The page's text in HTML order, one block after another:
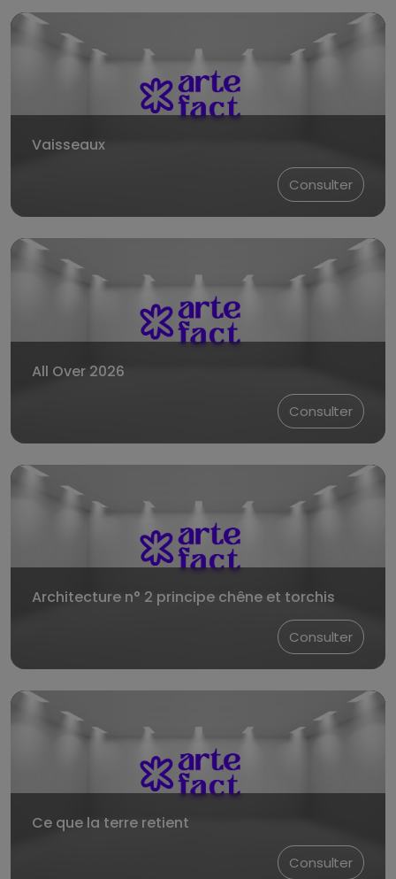
Vaisseaux
Consulter
All Over 2026
Consulter
Architecture n° 2 principe chêne et torchis
Consulter
Ce que la terre retient
Consulter